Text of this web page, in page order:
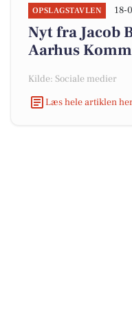
OPSLAGSTAVLEN 18-
Nyt fra Jacob
Aarhus
Kilde: Sociale medier
Læs hele artiklen